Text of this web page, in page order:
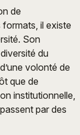
de
formats, il existe
Son
du
volonté de
que de
institutionnelle,
par des